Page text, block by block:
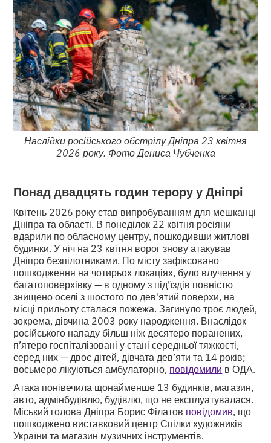
Наслідки російського обстрілу Дніпра 23 квітня
2026 року. Фото Дениса Чубченка
Понад двадцять годин терору у Дніпрі
Квітень 2026 року став випробуванням для мешканці
Дніпра та області. В понеділок 22 квітня росіяни
вдарили по обласному центру, пошкодивши житлові
будинки. У ніч на 23 квітня ворог знову атакував
Дніпро безпілотниками. По місту зафіксовано
пошкодження на чотирьох локаціях, було влучення у
багатоповерхівку — в одному з під'їздів повністю
знищено оселі з шостого по дев'ятий поверхи, на
місці прильоту сталася пожежа. Загинуло троє людей,
зокрема, дівчина 2003 року народження. Внаслідок
російського нападу більш ніж десятеро поранених,
п’ятеро госпіталізовані у стані середньої тяжкості,
серед них — двоє дітей, дівчата дев’яти та 14 років;
восьмеро лікуються амбулаторно, повідомили в ОДА.
Атака понівечила щонайменше 13 будинків, магазин,
авто, адмінбудівлю, будівлю, що не експлуатувалася.
Міський голова Дніпра Борис Філатов повідомив, що
пошкоджено виставковий центр Спілки художників
України та магазин музичних інструментів.